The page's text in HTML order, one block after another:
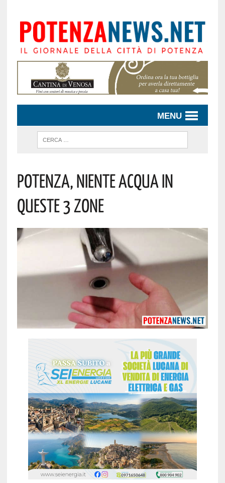
MENU
Potenza, Niente Acqua In
Queste 3 Zone